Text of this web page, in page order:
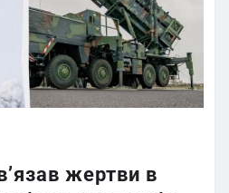
жертви в